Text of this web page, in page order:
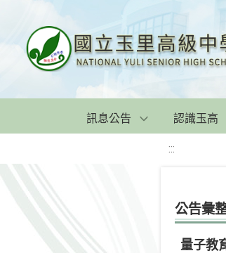
訊息公告 認識玉高
:::
公告彙
量子教